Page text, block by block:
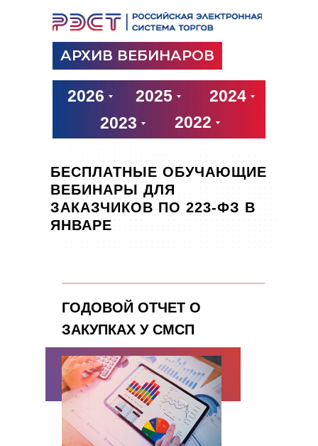
2022
2023
АРХИВ ВЕБИНАРОВ
2024
2025
2026
БЕСПЛАТНЫЕ ОБУЧАЮЩИЕ
ВЕБИНАРЫ ДЛЯ
ЗАКАЗЧИКОВ ПО 223-ФЗ В
ЯНВАРЕ
ГОДОВОЙ ОТЧЕТ О
ЗАКУПКАХ У СМСП